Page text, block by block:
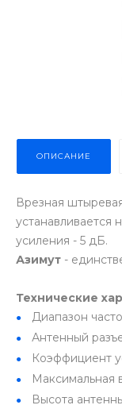
ОПИСАНИЕ
Врезная
устанавливается
усиления - 5 дБ.
Азимут -
Технические
Диапазон
Антенный
Коэффициент
Максимальная
Высота